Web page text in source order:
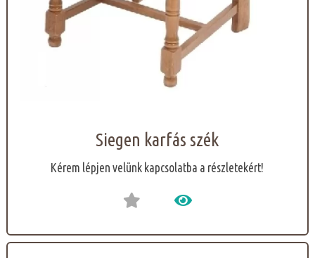
Siegen karfás szék
Kérem lépjen velünk kapcsolatba a részletekért!